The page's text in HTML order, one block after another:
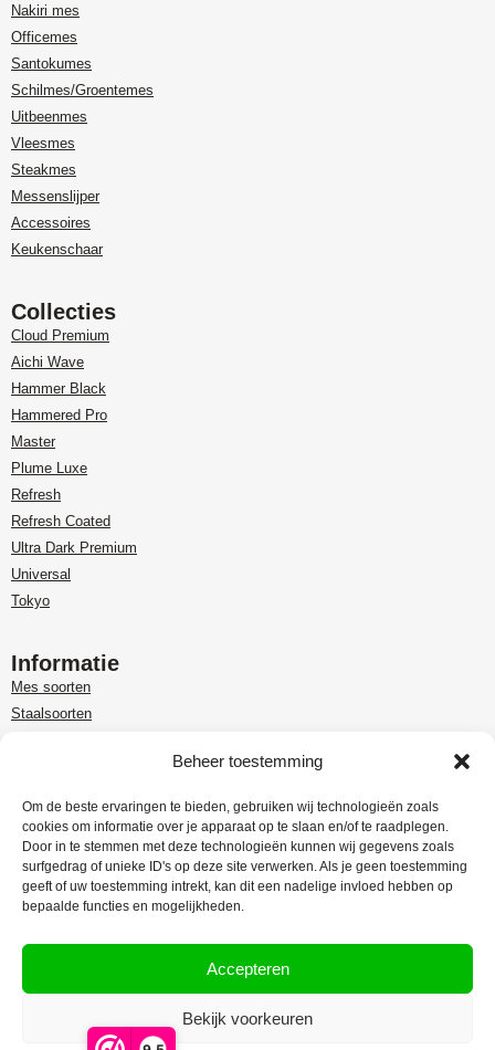
Beheer toestemming
Om de beste ervaringen te bieden, gebruiken wij technologieën zoals
cookies om informatie over je apparaat op te slaan en/of te raadplegen.
Door in te stemmen met deze technologieën kunnen wij gegevens zoals
surfgedrag of unieke ID's op deze site verwerken. Als je geen toestemming
geeft of uw toestemming intrekt, kan dit een nadelige invloed hebben op
bepaalde functies en mogelijkheden.
Accepteren
Bekijk voorkeuren
Nakiri mes
Officemes
Santokumes
Schilmes/Groentemes
Uitbeenmes
Vleesmes
Steakmes
Messenslijper
Accessoires
Keukenschaar
Collecties
Cloud Premium
Aichi Wave
Hammer Black
Hammered Pro
Master
Plume Luxe
Refresh
Refresh Coated
Ultra Dark Premium
Universal
Tokyo
Informatie
Mes soorten
Staalsoorten
Customer care
Garantie en retour
Leveringsinformatie
Klachtenregeling
Privacy Policy
Rex Media